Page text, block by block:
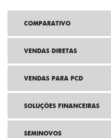
COMPARATIVO
VENDAS DIRETAS
VENDAS PARA PCD
SOLUÇÕES FINANCEIRAS
SEMINOVOS